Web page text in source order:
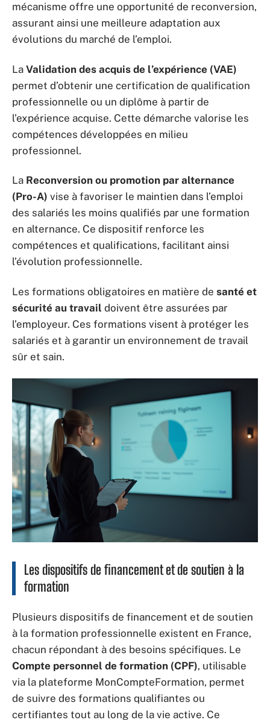
mécanisme offre une opportunité de reconversion,
assurant ainsi une meilleure adaptation aux
évolutions du marché de l’emploi.
La Validation des acquis de l’expérience (VAE)
permet d’obtenir une certification de qualification
professionnelle ou un diplôme à partir de
l’expérience acquise. Cette démarche valorise les
compétences développées en milieu
professionnel.
La Reconversion ou promotion par alternance
(Pro-A) vise à favoriser le maintien dans l’emploi
des salariés les moins qualifiés par une formation
en alternance. Ce dispositif renforce les
compétences et qualifications, facilitant ainsi
l’évolution professionnelle.
Les formations obligatoires en matière de santé et
sécurité au travail doivent être assurées par
l’employeur. Ces formations visent à protéger les
salariés et à garantir un environnement de travail
sûr et sain.
Les dispositifs de financement et de soutien à la
formation
Plusieurs dispositifs de financement et de soutien
à la formation professionnelle existent en France,
chacun répondant à des besoins spécifiques. Le
Compte personnel de formation (CPF), utilisable
via la plateforme MonCompteFormation, permet
de suivre des formations qualifiantes ou
certifiantes tout au long de la vie active. Ce